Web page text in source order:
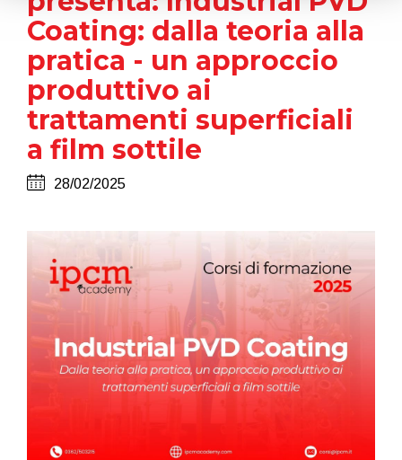
Coating: dalla teoria alla
pratica - un approccio
produttivo ai
trattamenti superficiali
a film sottile
28/02/2025